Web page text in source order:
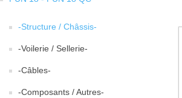
-Structure / Châssis-
-Voilerie / Sellerie-
-Câbles-
-Composants / Autres-